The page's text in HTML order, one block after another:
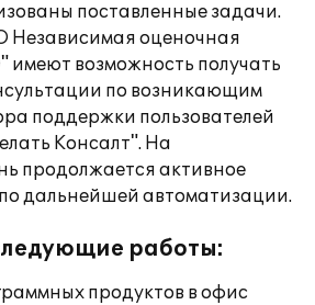
поставленные задачи.
оценочная
возможность получать
по возникающим
поддержки пользователей
Консалт". На
продолжается активное
дальнейшей автоматизации.
работы:
продуктов в офис